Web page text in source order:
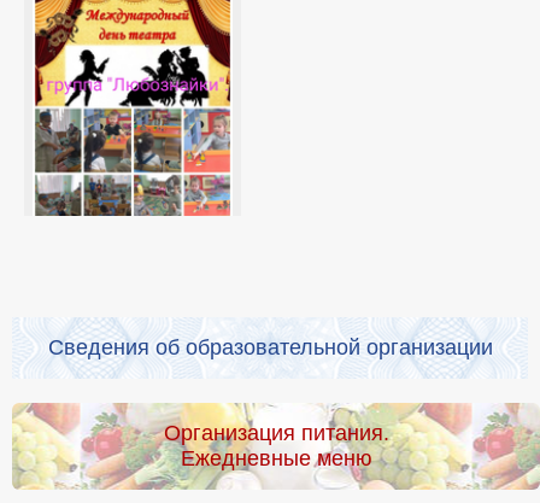
Сведения об образовательной организации
Организация питания.
Ежедневные меню